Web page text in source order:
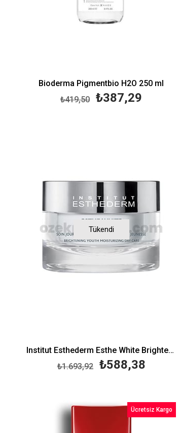
Bioderma Pigmentbio H2O 250 ml
₺387,29
₺419,50
Tükendi
Institut Esthederm Esthe White Brightening Day Care 50 ml
₺588,38
₺1.693,92
Ücretsiz Kargo